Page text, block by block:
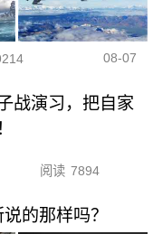
08-07
战演习，把自家
阅读 7894
的那样吗？